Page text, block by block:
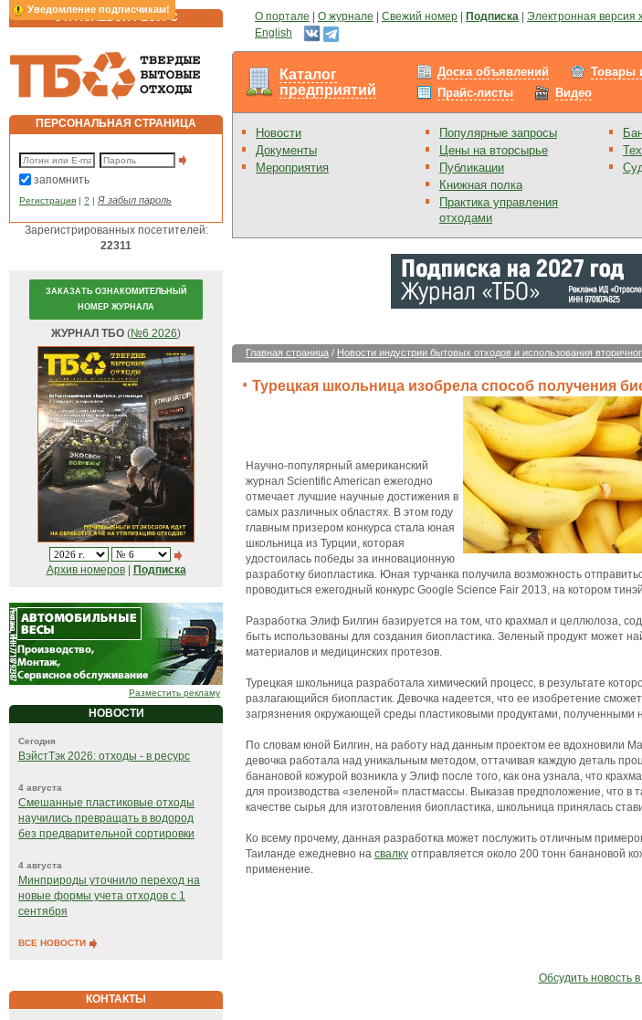
Уведомление подписчикам!
ОТРАСЛЕВОЙ РЕСУРС О портале О журнале Свежий номер Подписка Электронная версия
English
ПЕРСОНАЛЬНАЯ СТРАНИЦА
запомнить
Регистрация | ? | Я забыл пароль
Зарегистрированных посетителей:
22311
ЗАКАЗАТЬ ОЗНАКОМИТЕЛЬНЫЙ
НОМЕР ЖУРНАЛА
ЖУРНАЛ ТБО (№6 2026)
Архив номеров| Подписка
Разместить рекламу
НОВОСТИ
Сегодня
ВэйстТэк 2026: отходы - в ресурс
4 августа
Смешанные пластиковые отходы
научились превращать в водород
без предварительной сортировки
4 августа
Минприроды уточнило переход на
новые формы учета отходов с 1
сентября
ВСЕ НОВОСТИ
КОНТАКТЫ
Каталог
предприятий
Доска объявлений Товары
Прайс-листы
Видео
Новости
Документы
Мероприятия
Популярные запросы
Цены на вторсырье
Публикации
Книжная полка
Практика управления
отходами
Главная страница / Новости индустрии бытовых отходов и использования
Турецкая школьница изобрела способ получения
Научно-популярный американский
журнал Scientific American ежегодно
отмечает лучшие научные достижения в
самых различных областях. В этом году
главным призером конкурса стала юная
школьница из Турции, которая
удостоилась победы за инновационную
разработку биопластика. Юная турчанка получила возможность
проводиться ежегодный конкурс Google Science Fair 2013, на котором
Разработка Элиф Билгин базируется на том, что крахмал и целлюлоза,
быть использованы для создания биопластика. Зеленый продукт может
материалов и медицинских протезов.
Турецкая школьница разработала химический процесс, в результате
разлагающийся биопластик. Девочка надеется, что ее изобретение
загрязнения окружающей среды пластиковыми продуктами, полученными
По словам юной Билгин, на работу над данным проектом ее вдохновили
девочка работала над уникальным методом, оттачивая каждую деталь
банановой кожурой возникла у Элиф после того, как она узнала, что
для производства «зеленой» пластмассы. Выказав предположение, что в
качестве сырья для изготовления биопластика, школьница принялась
Ко всему прочему, данная разработка может послужить отличным
Таиланде ежедневно на свалку отправляется около 200 тонн банановой
применение.
Обсудить новость